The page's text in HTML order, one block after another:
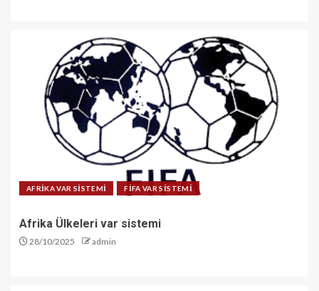
AFRİKA VAR SİSTEMİ FİFA VAR SİSTEMİ
Afrika Ülkeleri var sistemi
28/10/2025 admin